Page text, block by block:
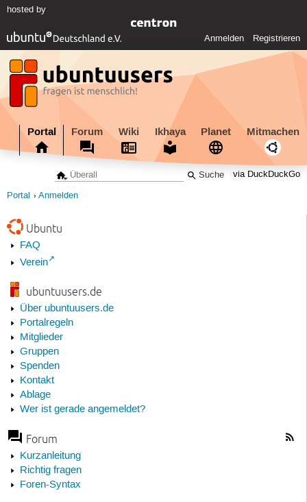
hosted by
Anmelden Registrieren
Portal Forum Wiki Ikhaya Planet Mitmachen
via DuckDuckGo
Portal Anmelden
Ubuntu
FAQ
Verein
ubuntuusers.de
Über ubuntuusers.de
Portalregeln
Mitglieder
Gruppen
Spenden
Kontakt
Ablage
Wer ist gerade angemeldet?
Forum
Kurzanleitung
Richtig fragen
Foren-Syntax